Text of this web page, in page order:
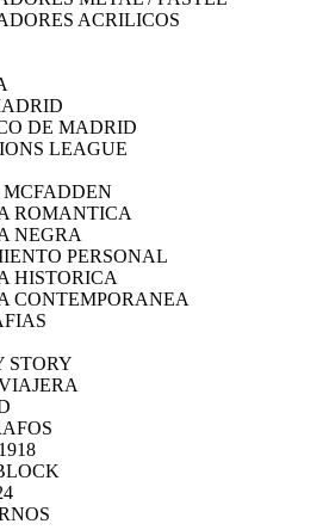
ACRILICOS
DE MADRID
LEAGUE
ROMANTICA
NEGRA
PERSONAL
HISTORICA
CONTEMPORANEA
STORY